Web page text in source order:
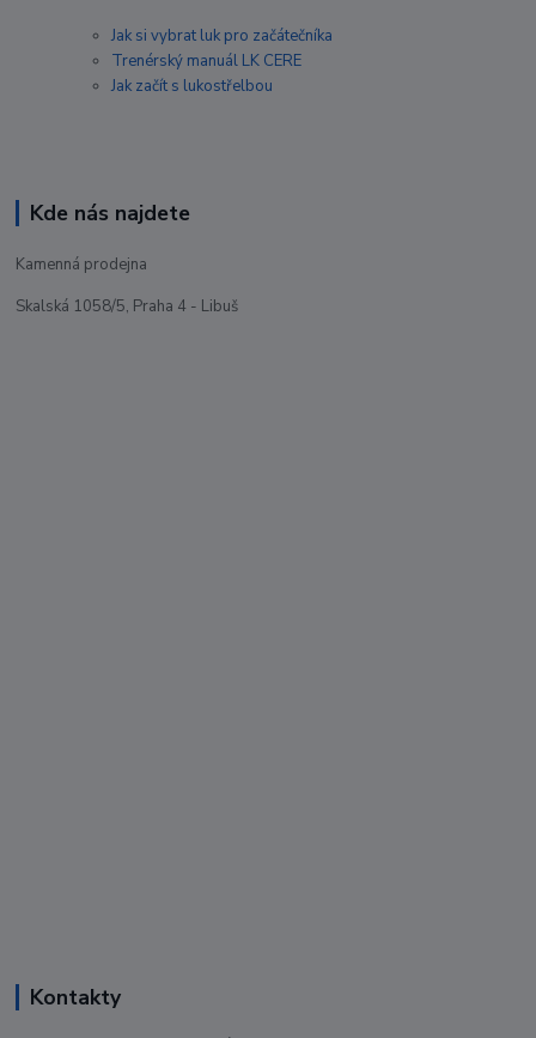
Jak si vybrat luk pro začátečníka
Trenérský manuál LK CERE
Jak začít s lukostřelbou
Kde nás najdete
Kamenná prodejna
Skalská 1058/5, Praha 4 - Libuš
Kontakty